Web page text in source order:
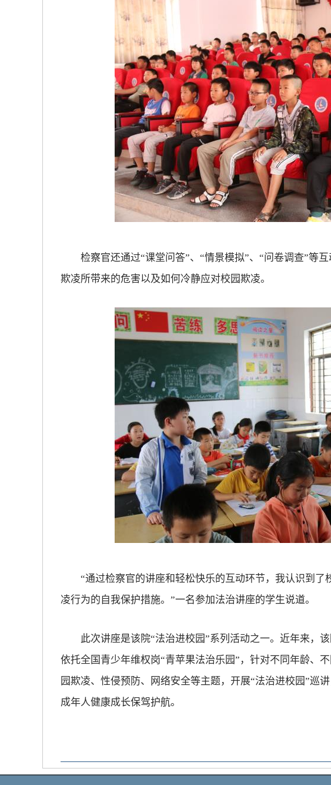
检察官还通过“课堂问答”、“情景模拟”、“问卷调查”等互
欺凌所带来的危害以及如何冷静应对校园欺凌。
“通过检察官的讲座和轻松快乐的互动环节，我认识到了
凌行为的自我保护措施。”一名参加法治讲座的学生说道。
此次讲座是该院“法治进校园”系列活动之一。近年来，该
依托全国青少年维权岗“青苹果法治乐园”，针对不同年龄、
园欺凌、性侵预防、网络安全等主题，开展“法治进校园”巡
成年人健康成长保驾护航。